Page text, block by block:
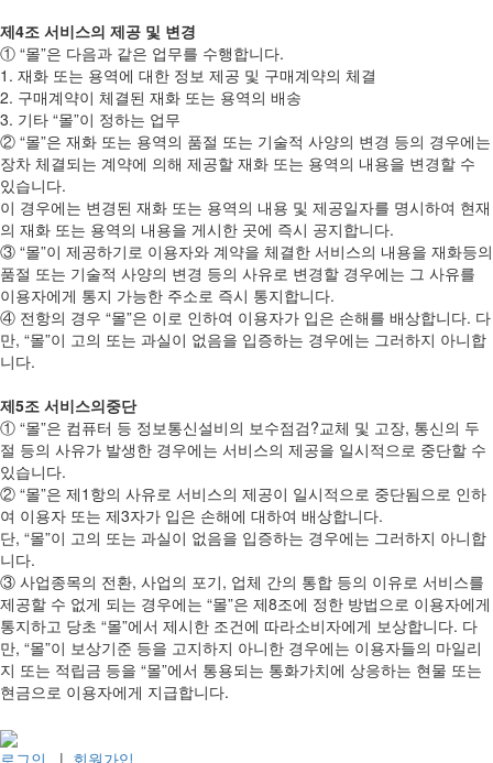
제4조 서비스의 제공 및 변경
① “몰”은 다음과 같은 업무를 수행합니다.
1. 재화 또는 용역에 대한 정보 제공 및 구매계약의 체결
2. 구매계약이 체결된 재화 또는 용역의 배송
3. 기타 “몰”이 정하는 업무
② “몰”은 재화 또는 용역의 품절 또는 기술적 사양의 변경 등의 경우에는
장차 체결되는 계약에 의해 제공할 재화 또는 용역의 내용을 변경할 수
있습니다.
이 경우에는 변경된 재화 또는 용역의 내용 및 제공일자를 명시하여 현재
의 재화 또는 용역의 내용을 게시한 곳에 즉시 공지합니다.
③ “몰”이 제공하기로 이용자와 계약을 체결한 서비스의 내용을 재화등의
품절 또는 기술적 사양의 변경 등의 사유로 변경할 경우에는 그 사유를
이용자에게 통지 가능한 주소로 즉시 통지합니다.
④ 전항의 경우 “몰”은 이로 인하여 이용자가 입은 손해를 배상합니다. 다
만, “몰”이 고의 또는 과실이 없음을 입증하는 경우에는 그러하지 아니합
니다.
제5조 서비스의중단
① “몰”은 컴퓨터 등 정보통신설비의 보수점검?교체 및 고장, 통신의 두
절 등의 사유가 발생한 경우에는 서비스의 제공을 일시적으로 중단할 수
있습니다.
② “몰”은 제1항의 사유로 서비스의 제공이 일시적으로 중단됨으로 인하
여 이용자 또는 제3자가 입은 손해에 대하여 배상합니다.
단, “몰”이 고의 또는 과실이 없음을 입증하는 경우에는 그러하지 아니합
니다.
③ 사업종목의 전환, 사업의 포기, 업체 간의 통합 등의 이유로 서비스를
제공할 수 없게 되는 경우에는 “몰”은 제8조에 정한 방법으로 이용자에게
통지하고 당초 “몰”에서 제시한 조건에 따라소비자에게 보상합니다. 다
만, “몰”이 보상기준 등을 고지하지 아니한 경우에는 이용자들의 마일리
지 또는 적립금 등을 “몰”에서 통용되는 통화가치에 상응하는 현물 또는
현금으로 이용자에게 지급합니다.
로그인 | 회원가입